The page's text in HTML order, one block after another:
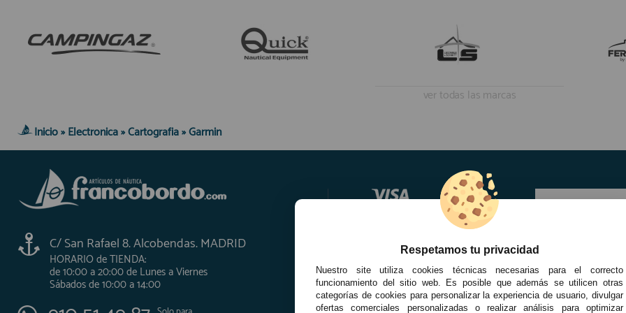
ver todas las marcas
Inicio» Electronica»Cartografia»Garmin
C/ San Rafael 8. Alcobendas. MADRID
HORARIO de TIENDA:
de 10:00 a 20:00 de Lunes a Viernes
Sábados de 10:00 a 14:00
Respetamos tu privacidad
Nuestro site utiliza cookies técnicas necesarias para el correcto
funcionamiento del sitio web. Es posible que además se utilicen otras
categorías de cookies para personalizar la experiencia de usuario, divulgar
ofertas comerciales personalizadas o realizar análisis para optimizar